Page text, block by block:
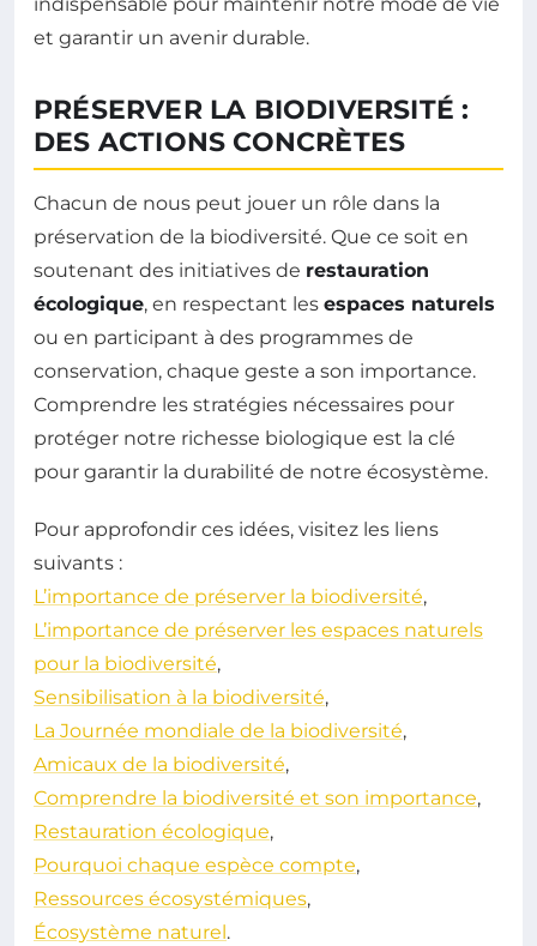
et garantir un avenir durable.
PRÉSERVER LA BIODIVERSITÉ :
DES ACTIONS CONCRÈTES
Chacun de nous peut jouer un rôle dans la
préservation de la biodiversité. Que ce soit en
soutenant des initiatives de restauration
écologique, en respectant les espaces naturels
ou en participant à des programmes de
conservation, chaque geste a son importance.
Comprendre les stratégies nécessaires pour
protéger notre richesse biologique est la clé
pour garantir la durabilité de notre écosystème.
Pour approfondir ces idées, visitez les liens
suivants :
L’importance de préserver la biodiversité,
L’importance de préserver les espaces naturels
pour la biodiversité,
Sensibilisation à la biodiversité,
La Journée mondiale de la biodiversité,
Amicaux de la biodiversité,
Comprendre la biodiversité et son importance,
Restauration écologique,
Pourquoi chaque espèce compte,
Ressources écosystémiques,
Écosystème naturel .